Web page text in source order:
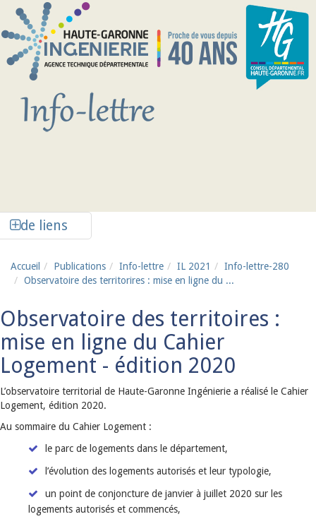
Aller au contenu principal
de liens
Accueil Publications Info-lettre IL 2021
Info-lettre-280
Observatoire des territorires : mise en ligne du ...
Observatoire des territoires :
mise en ligne du Cahier
Logement - édition 2020
L’observatoire territorial de Haute-Garonne Ingénierie a réalisé le Cahier
Logement, édition 2020.
Au sommaire du Cahier Logement :
le parc de logements dans le département,
l’évolution des logements autorisés et leur typologie,
un point de conjoncture de janvier à juillet 2020 sur les
logements autorisés et commencés,